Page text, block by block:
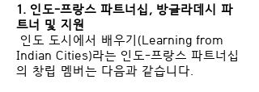
1. 인도-프랑스 파트너십, 방글라데시 파
트너 및 지원
인도 도시에서 배우기(Learning from
Indian Cities)라는 인도-프랑스 파트너십
의 창립 멤버는 다음과 같습니다.